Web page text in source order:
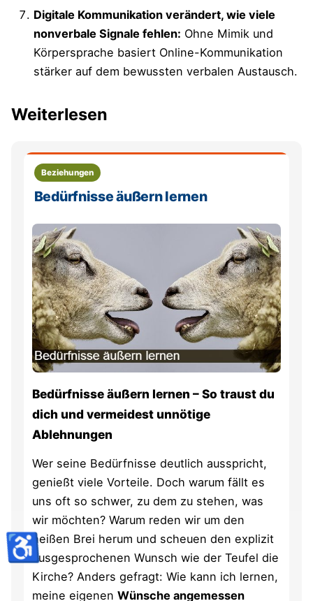
Digitale Kommunikation verändert, wie viele
nonverbale Signale fehlen: Ohne Mimik und
Körpersprache basiert Online-Kommunikation
stärker auf dem bewussten verbalen Austausch.
Weiterlesen
Beziehungen
Bedürfnisse äußern lernen
Bedürfnisse äußern lernen – So traust du
dich und vermeidest unnötige
Ablehnungen
Wer seine Bedürfnisse deutlich ausspricht,
genießt viele Vorteile. Doch warum fällt es
uns oft so schwer, zu dem zu stehen, was
wir möchten? Warum reden wir um den
heißen Brei herum und scheuen den explizit
ausgesprochenen Wunsch wie der Teufel die
Kirche? Anders gefragt: Wie kann ich lernen,
meine eigenenWünsche angemessen